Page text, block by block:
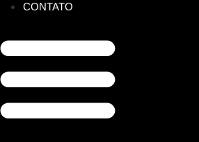
CONTATO